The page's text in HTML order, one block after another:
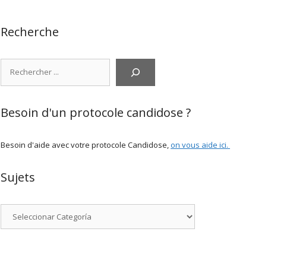
Recherche
Besoin d'un protocole candidose ?
Besoin d'aide avec votre protocole Candidose, on vous aide ici.
Sujets